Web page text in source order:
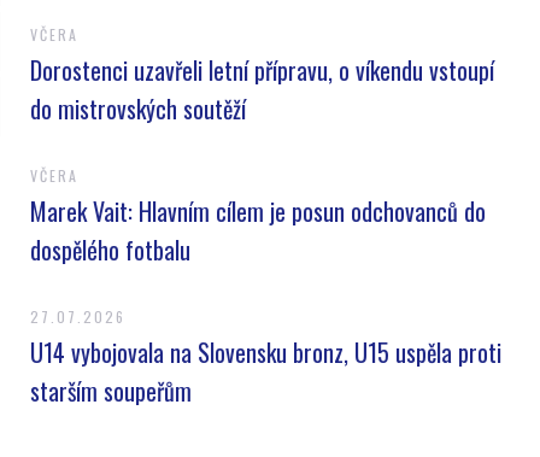
VČERA
Dorostenci uzavřeli letní přípravu, o víkendu vstoupí
do mistrovských soutěží
VČERA
Marek Vait: Hlavním cílem je posun odchovanců do
dospělého fotbalu
27.07.2026
U14 vybojovala na Slovensku bronz, U15 uspěla proti
starším soupeřům